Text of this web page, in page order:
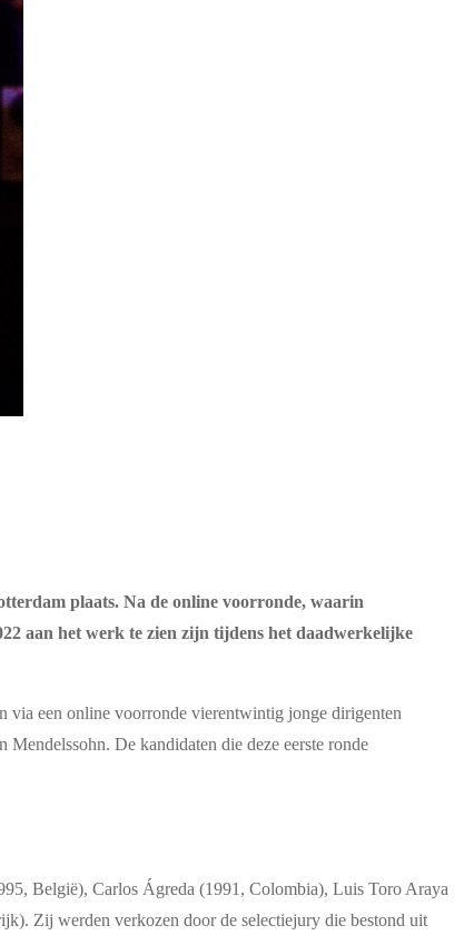
plaats. Na de online voorronde, waarin
aan het werk te zien zijn tijdens het daadwerkelijke
via een online voorronde vierentwintig jonge dirigenten
De kandidaten die deze eerste ronde
België), Carlos Ágreda (1991, Colombia), Luis Toro Araya
Zij werden verkozen door de selectiejury die bestond uit